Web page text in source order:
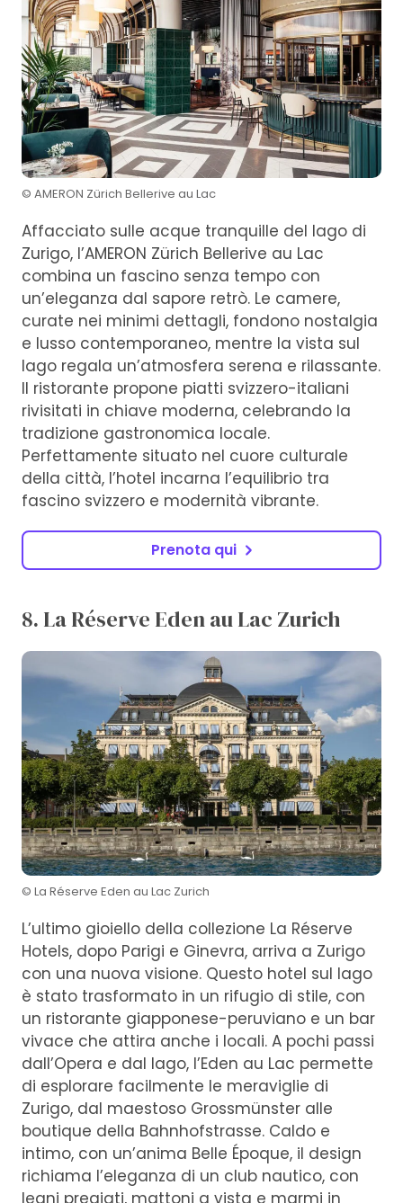
© AMERON Zürich Bellerive au Lac
Affacciato sulle acque tranquille del lago di
Zurigo, l’AMERON Zürich Bellerive au Lac
combina un fascino senza tempo con
un’eleganza dal sapore retrò. Le camere,
curate nei minimi dettagli, fondono nostalgia
e lusso contemporaneo, mentre la vista sul
lago regala un’atmosfera serena e rilassante.
Il ristorante propone piatti svizzero-italiani
rivisitati in chiave moderna, celebrando la
tradizione gastronomica locale.
Perfettamente situato nel cuore culturale
della città, l’hotel incarna l’equilibrio tra
fascino svizzero e modernità vibrante.
Prenota qui
8. La Réserve Eden au Lac Zurich
© La Réserve Eden au Lac Zurich
L’ultimo gioiello della collezione La Réserve
Hotels, dopo Parigi e Ginevra, arriva a Zurigo
con una nuova visione. Questo hotel sul lago
è stato trasformato in un rifugio di stile, con
un ristorante giapponese-peruviano e un bar
vivace che attira anche i locali. A pochi passi
dall’Opera e dal lago, l’Eden au Lac permette
di esplorare facilmente le meraviglie di
Zurigo, dal maestoso Grossmünster alle
boutique della Bahnhofstrasse. Caldo e
intimo, con un’anima Belle Époque, il design
richiama l’eleganza di un club nautico, con
legni pregiati, mattoni a vista e marmi in